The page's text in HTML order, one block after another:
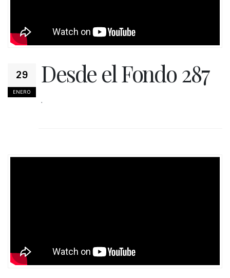
29
ENERO
Desde el Fondo 287
.